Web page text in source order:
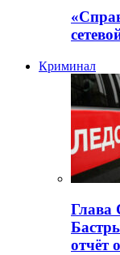
Криминал
Глава
отчёт